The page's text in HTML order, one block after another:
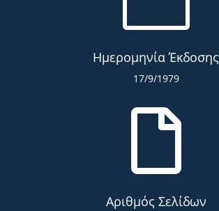
Ημερομηνία Έκδοσης
17/9/1979

Αριθμός Σελίδων